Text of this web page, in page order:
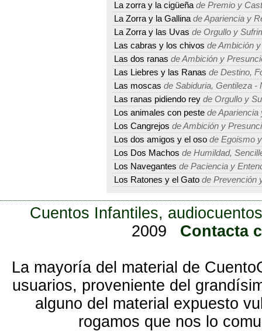
La zorra y la cigüeña de Premio y
La Zorra y la Gallina de Apariencia y
La Zorra y las Uvas de Orgullo y
Las cabras y los chivos de Ambición
Las dos ranas de Ambición y
Las Liebres y las Ranas de Destino,
Las moscas de Sabiduria, Gentileza -
Las ranas pidiendo rey de Orgullo y
Los animales con peste de Apariencia
Los Cangrejos de Ambición y
Los dos amigos y el oso de Egoismo
Los Dos Machos de Humildad,
Los Navegantes de Paciencia y
Los Ratones y el Gato de Prevención
Cuentos Infantiles,
2009
Contacta
La mayoría del material de
usuarios, proveniente del
alguno del material expuesto
rogamos que nos lo